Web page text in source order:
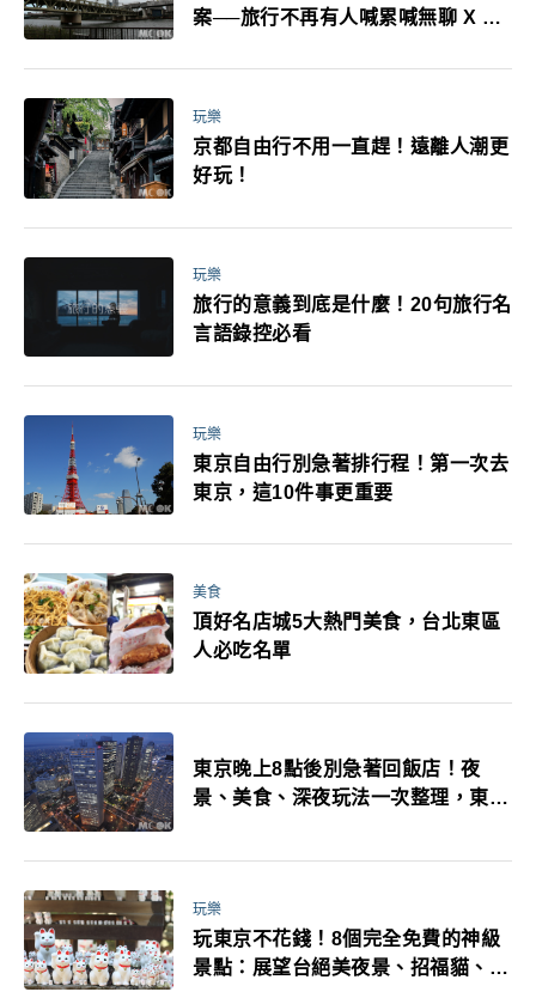
案──旅行不再有人喊累喊無聊 X 爸
玩樂
京都自由行不用一直趕！遠離人潮更
好玩！
玩樂
旅行的意義到底是什麼！20句旅行名
言語錄控必看
玩樂
東京自由行別急著排行程！第一次去
東京，這10件事更重要
美食
頂好名店城5大熱門美食，台北東區
人必吃名單
東京晚上8點後別急著回飯店！夜
景、美食、深夜玩法一次整理，東京
玩樂
玩東京不花錢！8個完全免費的神級
景點：展望台絕美夜景、招福貓、皇